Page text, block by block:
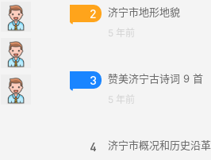
2 济宁市地形地貌
5 年前
3 赞美济宁古诗词 9 首
5 年前
4 济宁市概况和历史沿革